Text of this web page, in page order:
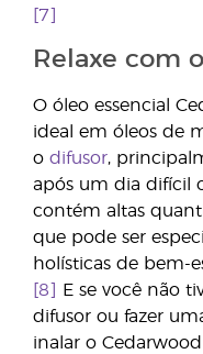
[7]
Relaxe com
O óleo essencial
ideal em óleos de
o difusor,
após um dia difícil
contém altas
que pode ser
holísticas de bem-
[8]
E se você não
difusor ou fazer
inalar o